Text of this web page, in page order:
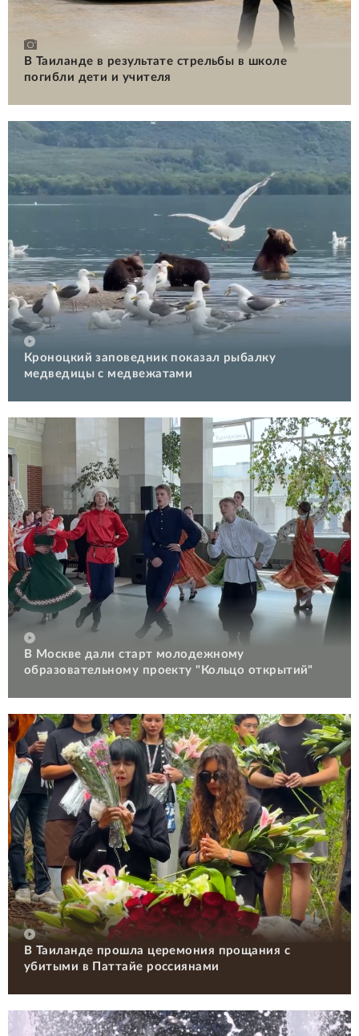
В Таиланде в результате стрельбы в школе
погибли дети и учителя
Кроноцкий заповедник показал рыбалку
медведицы с медвежатами
В Москве дали старт молодежному
образовательному проекту "Кольцо открытий"
В Таиланде прошла церемония прощания с
убитыми в Паттайе россиянами